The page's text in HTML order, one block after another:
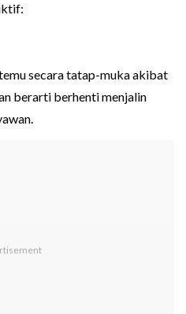
secara tatap-muka akibat
berarti berhenti menjalin